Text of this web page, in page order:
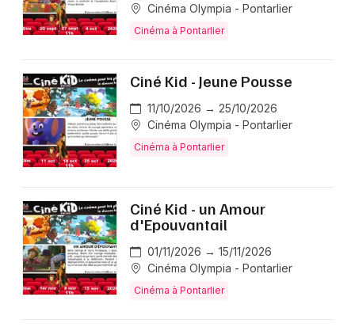
Cinéma Olympia - Pontarlier
Cinéma à Pontarlier
Ciné Kid - Jeune Pousse
11/10/2026 → 25/10/2026
Cinéma Olympia - Pontarlier
Cinéma à Pontarlier
Ciné Kid - un Amour
d'Epouvantail
01/11/2026 → 15/11/2026
Cinéma Olympia - Pontarlier
Cinéma à Pontarlier